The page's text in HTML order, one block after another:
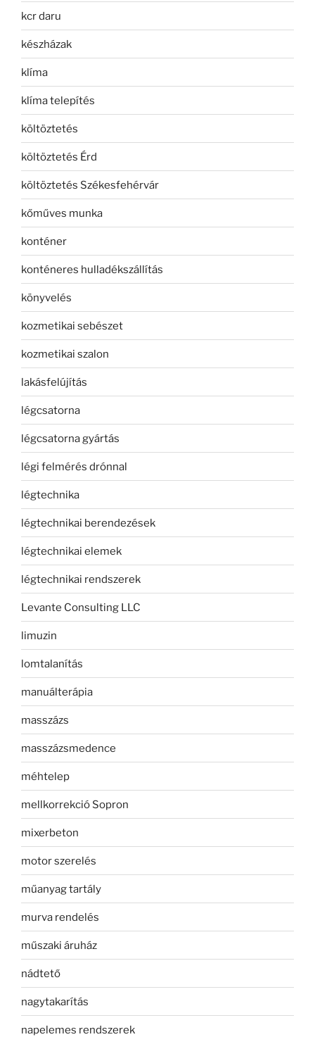
kcr daru
készházak
klíma
klíma telepítés
költöztetés
költöztetés Érd
költöztetés Székesfehérvár
kőműves munka
konténer
konténeres hulladékszállítás
könyvelés
kozmetikai sebészet
kozmetikai szalon
lakásfelújítás
légcsatorna
légcsatorna gyártás
légi felmérés drónnal
légtechnika
légtechnikai berendezések
légtechnikai elemek
légtechnikai rendszerek
Levante Consulting LLC
limuzin
lomtalanítás
manuálterápia
masszázs
masszázsmedence
méhtelep
mellkorrekció Sopron
mixerbeton
motor szerelés
műanyag tartály
murva rendelés
műszaki áruház
nádtető
nagytakarítás
napelemes rendszerek